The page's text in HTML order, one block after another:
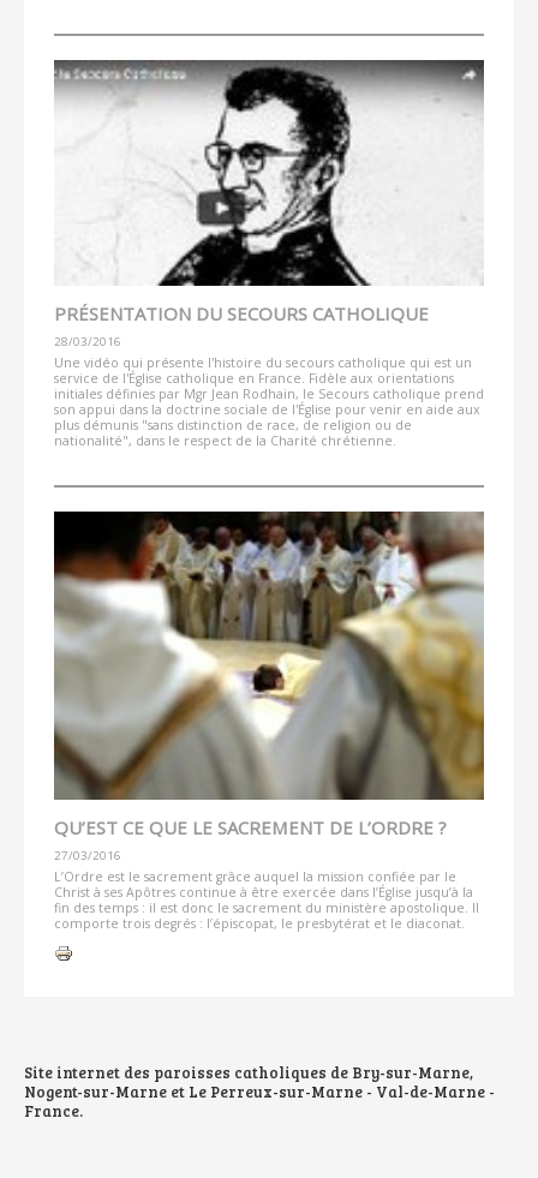
PRÉSENTATION DU SECOURS CATHOLIQUE
28/03/2016
Une vidéo qui présente l'histoire du secours catholique qui est un
service de l'Église catholique en France. Fidèle aux orientations
initiales définies par Mgr Jean Rodhain, le Secours catholique prend
son appui dans la doctrine sociale de l'Église pour venir en aide aux
plus démunis "sans distinction de race, de religion ou de
nationalité", dans le respect de la Charité chrétienne.
QU’EST CE QUE LE SACREMENT DE L’ORDRE ?
27/03/2016
L’Ordre est le sacrement grâce auquel la mission confiée par le
Christ à ses Apôtres continue à être exercée dans l’Église jusqu’à la
fin des temps : il est donc le sacrement du ministère apostolique. Il
comporte trois degrés : l’épiscopat, le presbytérat et le diaconat.
Actions
sur
Site internet des paroisses catholiques de Bry-sur-Marne,
Nogent-sur-Marne et Le Perreux-sur-Marne - Val-de-Marne -
France.